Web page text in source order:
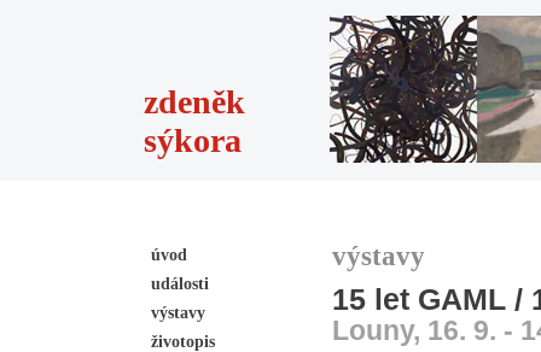
zdeněk
sýkora
úvod
události
výstavy
životopis
výstavy
15 let GAML /
Louny, 16. 9. -